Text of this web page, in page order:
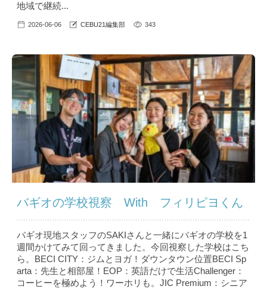
地域で継続...
2026-06-06 CEBU21編集部 343
バギオの学校視察 With フィリピヨくん
バギオ現地スタッフのSAKIさんと一緒にバギオの学校を1
週間かけてみて回ってきました。今回視察した学校はこち
ら。BECI CITY：ジムとヨガ！ダウンタウン位置BECI Sp
arta：先生と相部屋！EOP：英語だけで生活Challenger：
コーヒーを極めよう！ワーホリも。JIC Premium：シニア